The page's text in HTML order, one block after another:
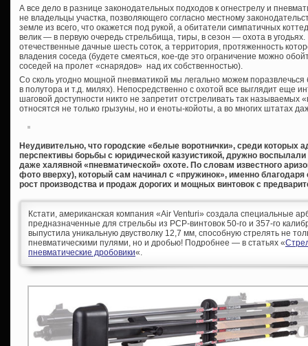
А все дело в разнице законодательных подходов к огнестрелу и
не владельцы участка, позволяющего согласно местному
земле из всего, что окажется под рукой, а обитатели симпатичных
велик — в первую очередь стрельбища, тиры, в сезон — охота в
отечественные дачные шесть соток, а территория, протяженность
владения соседа (будете смеяться, кое-где это ограничение можно
соседей на пролет «снарядов» над их собственностью).
Со сколь угодно мощной пневматикой мы легально можем поразвлечься
в полутора и т.д. милях). Непосредственно с охотой все выглядит еще
шаговой доступности никто не запретит отстреливать так называемых
относятся не только грызуны, но и еноты-койоты, а во многих штатах
Неудивительно, что городские «белые воротнички», среди которых
перспективы борьбы с юридической казуистикой, дружно
даже халявной «пневматической» охоте. По словам известного
фото вверху), который сам начинал с «пружинок», именно
рост производства и продаж дорогих и мощных винтовок с
Кстати, американская компания «Air Venturi» создала специальные
предназначенные для стрельбы из PCP-винтовок 50-го и 357-го
выпустила уникальную двустволку 12,7 мм, способную стрелять не
пневматическими пулями, но и дробью! Подробнее — в статьях «
пневматические дробовики«.